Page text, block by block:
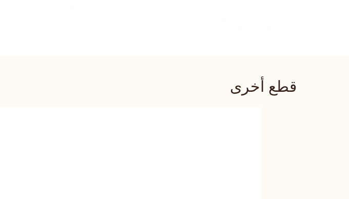
قطع أخرى